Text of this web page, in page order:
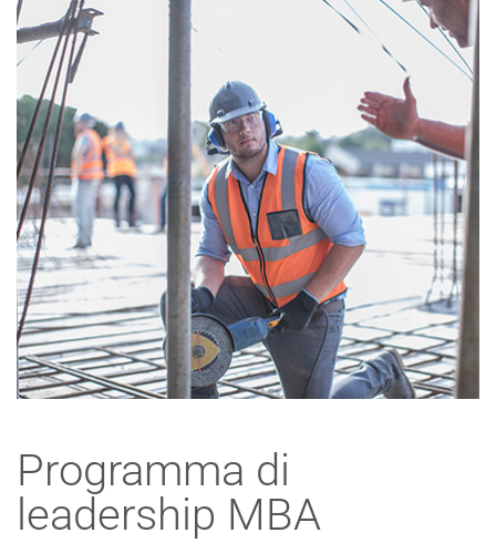
Programma di
leadership MBA